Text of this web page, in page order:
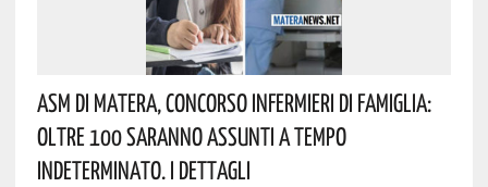
Asm Di Matera, Concorso Infermieri Di Famiglia:
Oltre 100 Saranno Assunti A Tempo
Indeterminato. I Dettagli